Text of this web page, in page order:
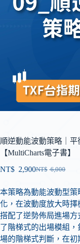
順逆動能波動策略｜
【MultiCharts電子書】
NT$ 6,000
NT$ 2,900
本策略為動能波動型
化，在波動度放大時
搭配了逆勢佈局進場方
了階梯式的出場模組
場的階梯式判斷，在